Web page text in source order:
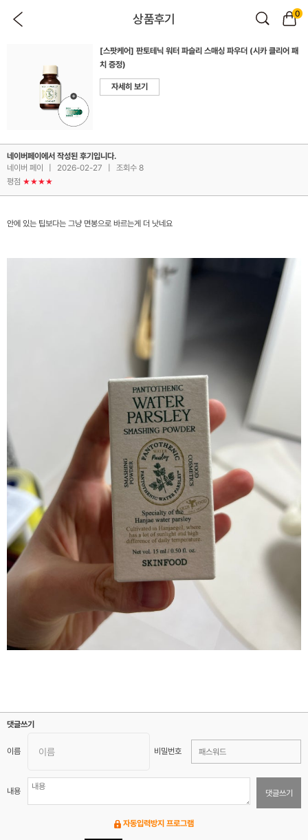
상품후기 0
[스팟케어] 판토테닉 워터 파슬리 스매싱 파우더 (시카 클리어 패
치 증정)
자세히 보기
네이버페이에서 작성된 후기입니다.
네이버 페이
2026-02-27
조회수 8
평점 ★★★★
안에 있는 팁보다는 그냥 면봉으로 바르는게 더 낫네요
댓글쓰기
이름 비밀번호
내용 댓글쓰기
자동입력방지 프로그램